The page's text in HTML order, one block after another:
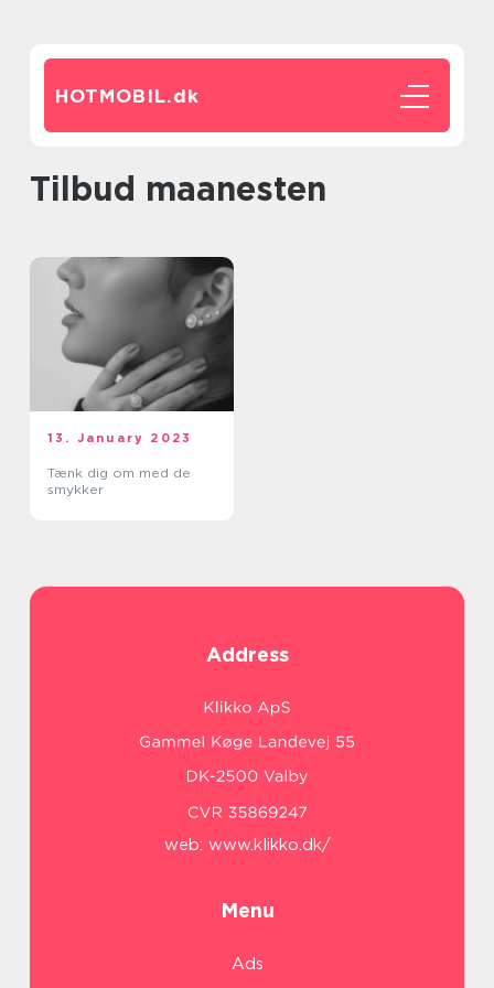
HOTMOBIL.dk
tilbud maanesten
13. January 2023
Tænk dig om med de
smykker
Address
web: www.klikko.dk/
Menu
Ads